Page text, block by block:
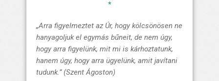
*
„Arra figyelmeztet az Úr, hogy kölcsönösen ne
hanyagoljuk el egymás bűneit, de nem úgy,
hogy arra figyelünk, mit mi is kárhoztatunk,
hanem úgy, hogy arra ügyelünk, amit javítani
tudunk.” (Szent Ágoston)